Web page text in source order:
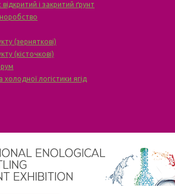
і закритий ґрунт
(зерняткові)
(кісточкові)
логістики ягід